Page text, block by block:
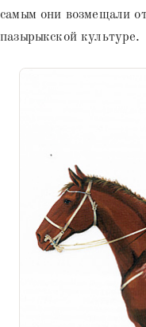
самым они возмещали
пазырыкской культуре.